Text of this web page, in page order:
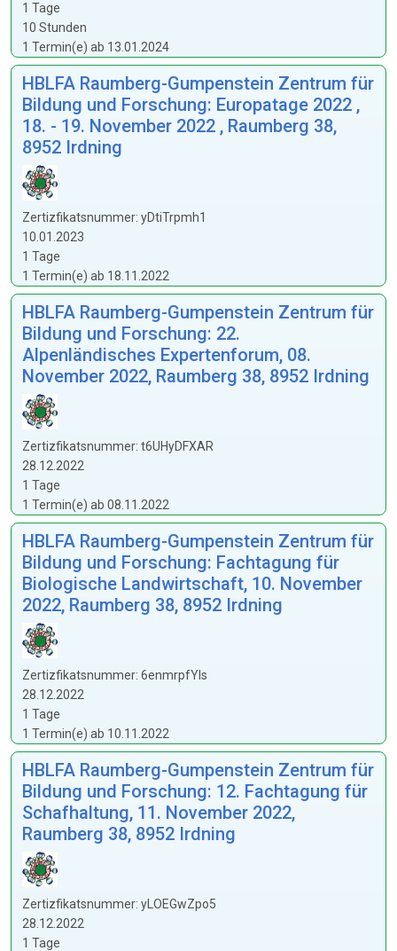
1 Tage
10 Stunden
1 Termin(e) ab 13.01.2024
HBLFA Raumberg-Gumpenstein Zentrum für
Bildung und Forschung: Europatage 2022 ,
18. - 19. November 2022 , Raumberg 38,
8952 Irdning
Zertizfikatsnummer: yDtiTrpmh1
10.01.2023
1 Tage
1 Termin(e) ab 18.11.2022
HBLFA Raumberg-Gumpenstein Zentrum für
Bildung und Forschung: 22.
Alpenländisches Expertenforum, 08.
November 2022, Raumberg 38, 8952 Irdning
Zertizfikatsnummer: t6UHyDFXAR
28.12.2022
1 Tage
1 Termin(e) ab 08.11.2022
HBLFA Raumberg-Gumpenstein Zentrum für
Bildung und Forschung: Fachtagung für
Biologische Landwirtschaft, 10. November
2022, Raumberg 38, 8952 Irdning
Zertizfikatsnummer: 6enmrpfYIs
28.12.2022
1 Tage
1 Termin(e) ab 10.11.2022
HBLFA Raumberg-Gumpenstein Zentrum für
Bildung und Forschung: 12. Fachtagung für
Schafhaltung, 11. November 2022,
Raumberg 38, 8952 Irdning
Zertizfikatsnummer: yLOEGwZpo5
28.12.2022
1 Tage